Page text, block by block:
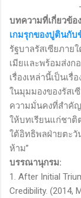
บทความที่เกี่ยวข้อ
เกมรุกของปูตินกั
รัฐบาลรัสเซียภาย
เมียและพร้อมส่งก
เรื่องเหล่านี้เป็นเ
ในมุมมองของรัสเ
ความมั่นคงที่สำคั
ให้บทเรียนแก่ชาติ
ใต้อิทธิพลฝ่ายตะวั
ห้าม”
บรรณานุกรม:
1. After Initial
Credibility. (2014,